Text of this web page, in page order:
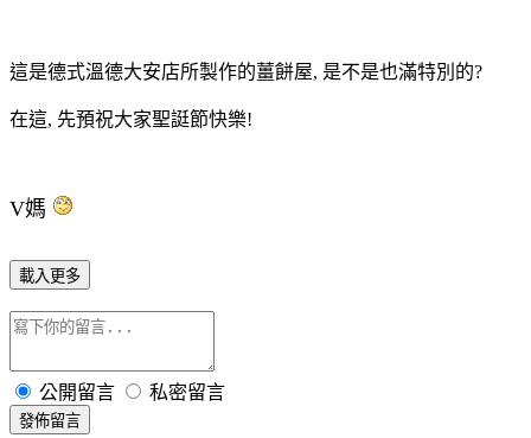
這是德式溫德大安店所製作的薑餅屋, 是不是也滿特別的?
在這, 先預祝大家聖誔節快樂!
V媽
載入更多
公開留言 私密留言
發佈留言